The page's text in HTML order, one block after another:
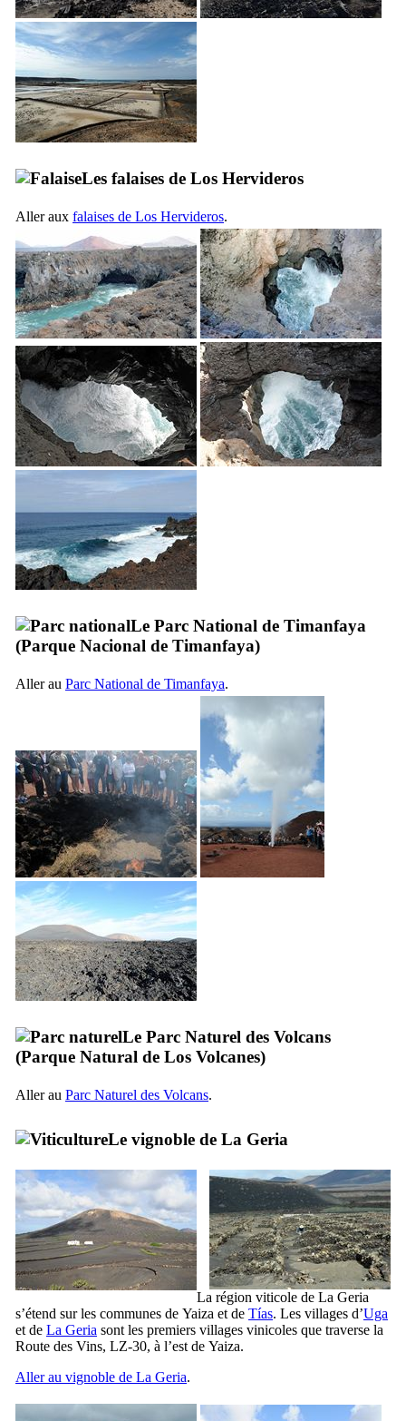
Les falaises de Los Hervideros
Aller aux falaises de Los Hervideros.
Le Parc National de Timanfaya
(Parque Nacional de Timanfaya)
Aller au Parc National de Timanfaya.
Le Parc Naturel des Volcans
(Parque Natural de Los Volcanes)
Aller au Parc Naturel des Volcans.
Le vignoble de La Geria
La région viticole de La Geria
s’étend sur les communes de Yaiza et de Tías. Les villages d’Uga
et de La Geria sont les premiers villages vinicoles que traverse la
Route des Vins, LZ-30, à l’est de Yaiza.
Aller au vignoble de La Geria.